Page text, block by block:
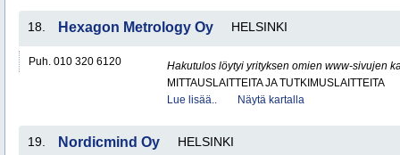
18. Hexagon Metrology Oy HELSINKI
Puh. 010 320 6120
Hakutulos löytyi yrityksen omien www-sivujen
MITTAUSLAITTEITA JA TUTKIMUSLAITTEITA
Lue lisää..
Näytä kartalla
19. Nordicmind Oy HELSINKI